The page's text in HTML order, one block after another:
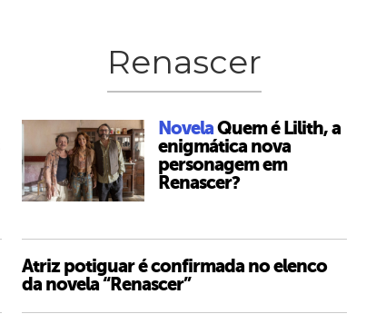
Renascer
NovelaQuem é Lilith, a
enigmática nova
personagem em
Renascer?
Atriz potiguar é confirmada no elenco
da novela “Renascer”